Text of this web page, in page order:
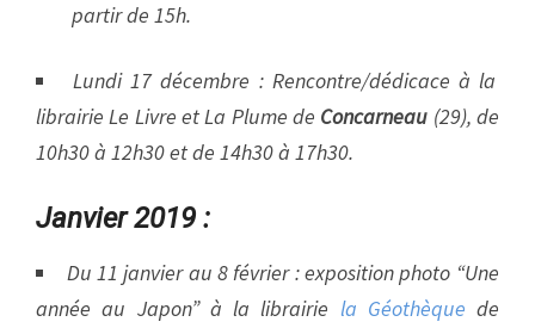
partir de 15h.
Lundi 17 décembre : Rencontre/dédicace à la
librairie Le Livre et La Plume de Concarneau (29), de
10h30 à 12h30 et de 14h30 à 17h30.
Janvier 2019 :
Du 11 janvier au 8 février : exposition photo “Une
année au Japon” à la librairie la Géothèque de